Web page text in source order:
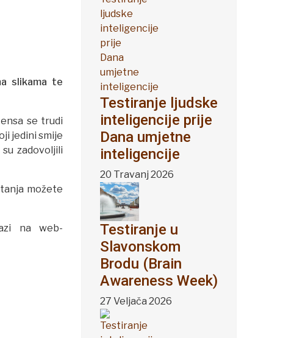
slikama te
se trudi
jedini smije
zadovoljili
možete
na web-
Testiranje ljudske
inteligencije prije
Dana umjetne
inteligencije
20 Travanj 2026
Testiranje u
Slavonskom
Brodu (Brain
Awareness Week)
27 Veljača 2026